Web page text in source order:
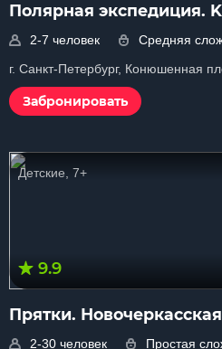
Полярная экспедиция.
2-7 человек
Средняя
г. Санкт-Петербург, Конюшенная
Забронировать
Детские, 7+
9.9
Прятки. Новочеркасская
2-30 человек
Простая